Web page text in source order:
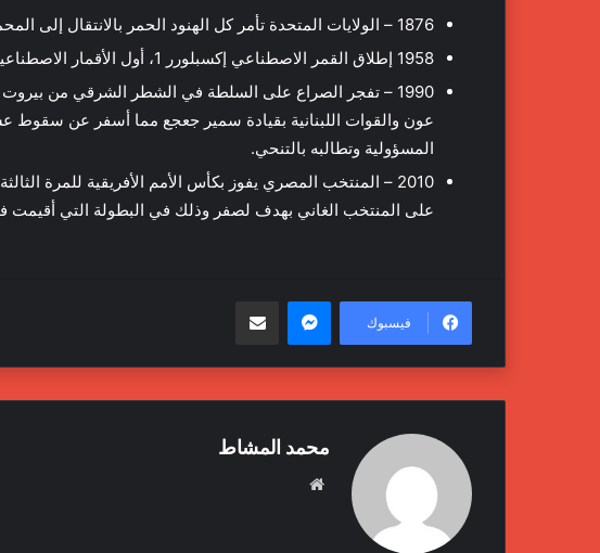
1876 – الولايات المتحدة تأمر كل الهنود الحمر بالانتقال إلى المحميات.
1958 إطلاق القمر الاصطناعي إكسبلورر 1، أول الأقمار الاصطناعية للولايات المتحدة.
1990 – تفجر الصراع على السلطة في الشطر الشرقي من
عون والقوات اللبنانية بقيادة سمير جعجع مما أسفر عن سقوط
المسؤولية وتطالبه بالتنحي.
2010 – المنتخب المصري يفوز بكأس الأمم الأفريقية للمرة
على المنتخب الغاني بهدف لصفر وذلك في البطولة التي أقيمت
فيسبوك
ماسنجر
محمد المشاط